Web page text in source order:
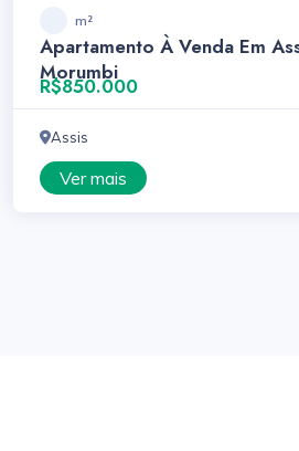
m²
Apartamento À Venda Em
Morumbi
R$850.000
Assis
Ver mais